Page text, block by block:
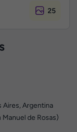
25
Aires, Argentina
de Rosas)